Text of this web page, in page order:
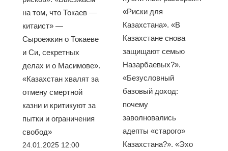
на том, что Токаев —
китаист» —
Сыроежкин о Токаеве
и Си, секретных
делах и о Масимове».
«Казахстан хвалят за
отмену смертной
казни и критикуют за
пытки и ограничения
свобод»
24.01.2025 12:00
«Риски для
Казахстана». «В
Казахстане снова
защищают семью
Назарбаевых?».
«Безусловный
базовый доход:
почему
заволновались
адепты «старого»
Казахстана?». «Эхо